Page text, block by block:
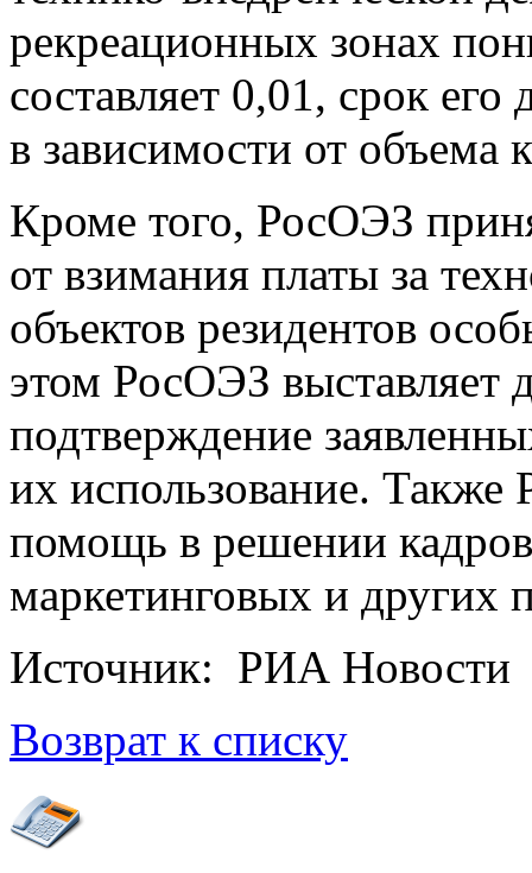
рекреационных зонах
составляет 0,01, срок его
в зависимости от объема
Кроме того, РосОЭЗ
от взимания платы за
объектов резидентов
этом РосОЭЗ выставляет
подтверждение
их использование. Также
помощь в решении
маркетинговых и других
Источник: РИА Новости
Возврат к списку